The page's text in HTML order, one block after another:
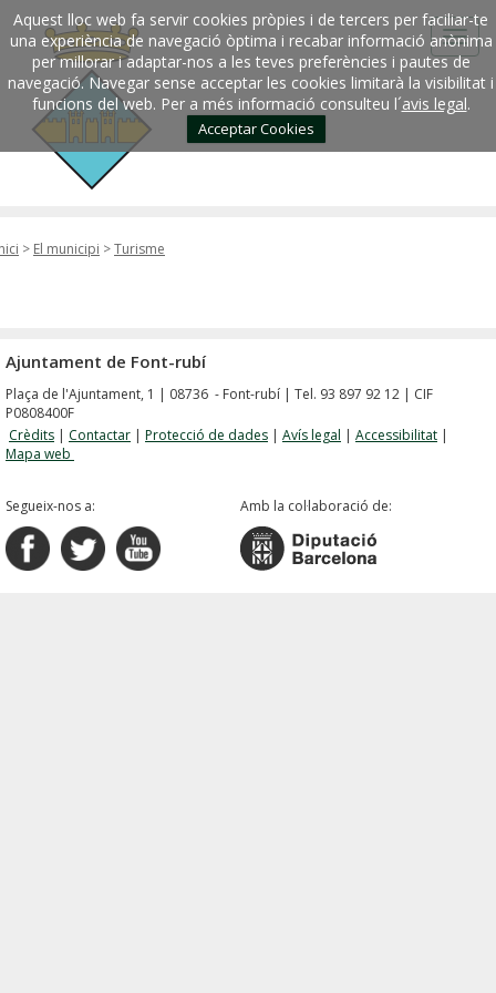
Aquest lloc web fa servir cookies pròpies i de tercers per faciliar-te
una experiència de navegació òptima i recabar informació anònima
per millorar i adaptar-nos a les teves preferències i pautes de
navegació. Navegar sense acceptar les cookies limitarà la visibilitat i
funcions del web. Per a més informació consulteu l´avis legal.
Acceptar Cookies
> El municipi >Turisme
Ajuntament de Font-rubí
Plaça de l'Ajuntament, 1 | 08736 - Font-rubí | Tel. 93 897 92 12 | CIF
P0808400F
Crèdits | Contactar | Protecció de dades | Avís legal | Accessibilitat |
Mapa web
Segueix-nos a: Amb la col·laboració de: